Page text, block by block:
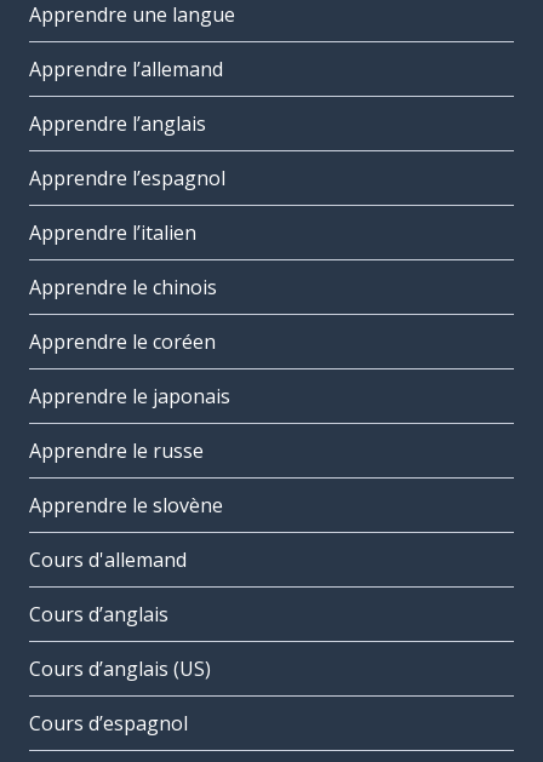
Apprendre une langue
Apprendre l’allemand
Apprendre l’anglais
Apprendre l’espagnol
Apprendre l’italien
Apprendre le chinois
Apprendre le coréen
Apprendre le japonais
Apprendre le russe
Apprendre le slovène
Cours d'allemand
Cours d’anglais
Cours d’anglais (US)
Cours d’espagnol